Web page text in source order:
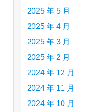
2025 年 5 月
2025 年 4 月
2025 年 3 月
2025 年 2 月
2024 年 12 月
2024 年 11 月
2024 年 10 月